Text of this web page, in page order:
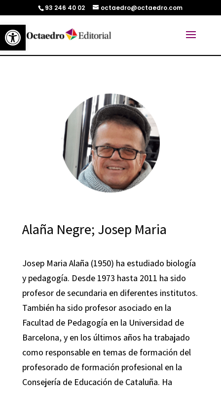
Abrir barra de herramientas
93 246 40 02 octaedro@octaedro.com
Alaña Negre; Josep Maria
Josep Maria Alaña (1950) ha estudiado biología
y pedagogía. Desde 1973 hasta 2011 ha sido
profesor de secundaria en diferentes institutos.
También ha sido profesor asociado en la
Facultad de Pedagogía en la Universidad de
Barcelona, y en los últimos años ha trabajado
como responsable en temas de formación del
profesorado de formación profesional en la
Consejería de Educación de Cataluña. Ha